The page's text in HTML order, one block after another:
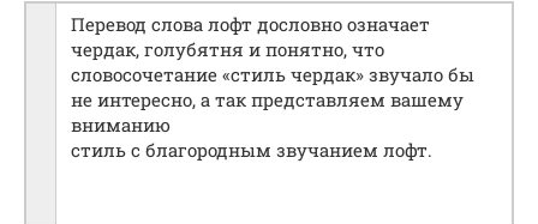
Перевод слова лофт дословно означает
чердак, голубятня и понятно, что
словосочетание «стиль чердак» звучало бы
не интересно, а так представляем вашему
вниманию
стиль с благородным звучанием лофт.